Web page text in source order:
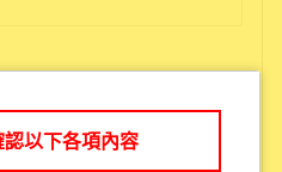
以下各項內容